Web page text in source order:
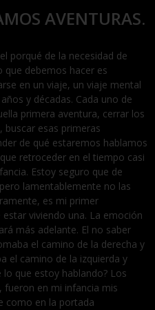
AVENTURAS.
porqué de la necesidad de
que debemos hacer es
en un viaje, un viaje mental
y décadas. Cada uno de
primera aventura, cerrar los
esas primeras
de qué estaremos hablamos
retroceder en el tiempo casi
Estoy seguro que de
lamentablemente no las
es mi primer
viviendo una. La emoción
más adelante. El no saber
el camino de la derecha y
el camino de la izquierda y
lo que estoy hablando? Los
fueron en mi infancia mis
como en la portada